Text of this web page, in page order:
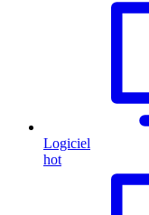
Logiciel
hot